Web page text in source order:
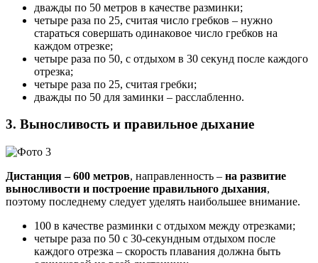
дважды по 50 метров в качестве разминки;
четыре раза по 25, считая число гребков – нужно
стараться совершать одинаковое число гребков на
каждом отрезке;
четыре раза по 50, с отдыхом в 30 секунд после каждого
отрезка;
четыре раза по 25, считая гребки;
дважды по 50 для заминки – расслабленно.
3. Выносливость и правильное дыхание
Дистанция – 600 метров, направленность – на развитие
выносливости и построение правильного дыхания,
поэтому последнему следует уделять наибольшее внимание.
100 в качестве разминки с отдыхом между отрезками;
четыре раза по 50 с 30-секундным отдыхом после
каждого отрезка – скорость плавания должна быть